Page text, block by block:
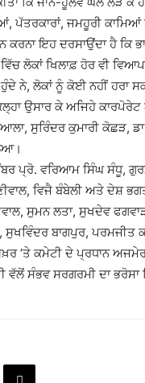
ਪੱਤਰਕਾਰਾਂ, ਜਮਹੂਰੀ
ਇਹ ਦਰਸਾਉਂਦਾ ਹੈ ਕਿ
ਲੋਕਾਂ ਖਿਲਾਫ਼ ਹੋਰ ਵੀ
ਹੁੰਦੇ ਨੇ, ਲੋਕਾਂ ਨੂੰ ਕੋਈ ਨਹੀਂ ਹਰਾ
ਉਸਾਰ ਕੇ ਅਜਿਹੇ
ਸੁਰਿੰਦਰ ਕੁਮਾਰੀ ਕੋਛੜ,
ਪ੍ਰੋ. ਵਰਿਆਮ ਸਿੰਘ ਸੰਧੂ,
ਵਿਜੈ ਬੰਬੇਲੀ ਅਤੇ ਦੇਸ਼
ਸੁਮਨ ਲਤਾ, ਸੁਖਦੇਵ
ਸੁਖਵਿੰਦਰ ਬਾਗਪੁਰ,
’ਤੇ ਕਮੇਟੀ ਦੇ ਪ੍ਰਧਾਨ
ਸੰਭਵ ਸਰਗਰਮੀ ਦਾ ਭਰੋਸਾ